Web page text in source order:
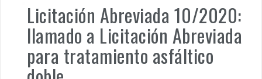
Licitación Abreviada 10/2020:
llamado a Licitación Abreviada
para tratamiento asfáltico